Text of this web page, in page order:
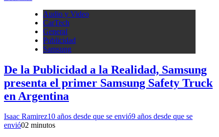
Audio y Video
CarTech
General
Publicidad
Samsung
De la Publicidad a la Realidad, Samsung
presenta el primer Samsung Safety Truck
en Argentina
Isaac Ramirez10 años desde que se envió9 años desde que se
envió02 minutos